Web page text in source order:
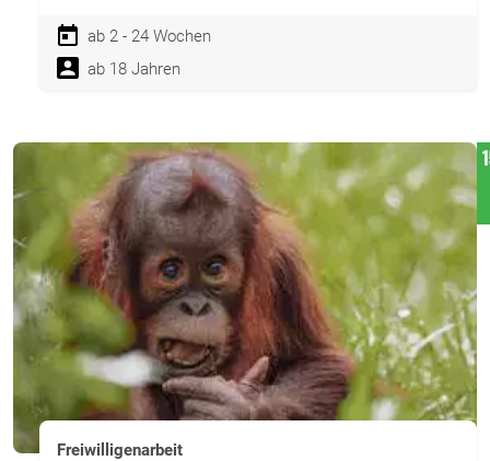
ab 2 - 24 Wochen
ab 18 Jahren
Freiwilligenarbeit